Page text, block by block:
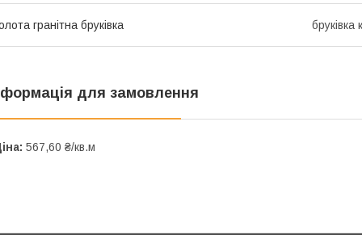
гранітна бруківка бруківка
для замовлення
567,60 ₴/кв.м